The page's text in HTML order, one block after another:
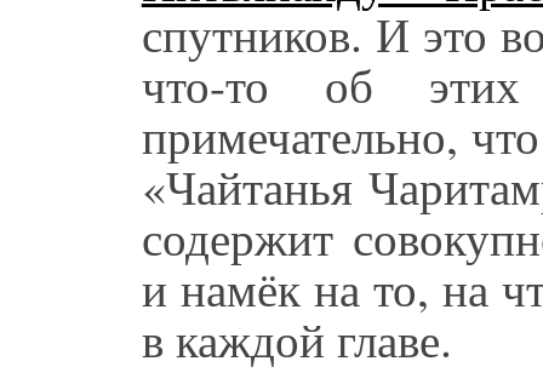
спутников. И это
что-то об
примечательно,
«Чайтанья
содержит
и намёк на то, на
в каждой главе.